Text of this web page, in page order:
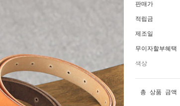
판매가
적립금
제조일
무이자할부혜택
색상
총 상품 금액